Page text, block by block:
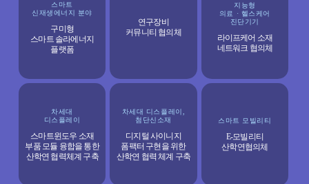
스마트
신재생에너지 분야
구미형
스마트 솔라에너지
플랫폼
연구장비
커뮤니티 협의체
지능형
의료 · 헬스케어
진단기기
라이프케어 소재
네트워크 협의체
차세대
디스플레이
스마트윈도우 소재
부품 모듈 융합을 통한
산학연 협력체계 구축
차세대 디스플레이,
첨단신소재
디지털 사이니지
폼팩터 구현을 위한
산학연 협력 체계 구축
스마트 모빌리티
E-모빌리티
산학연협의체